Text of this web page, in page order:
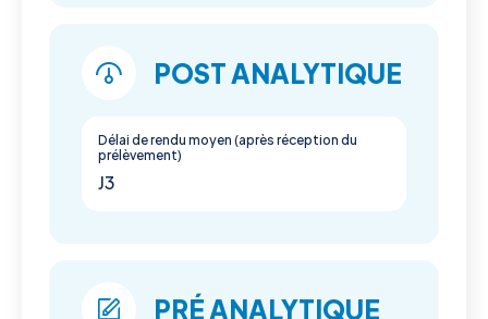
POST ANALYTIQUE
Délai de rendu moyen (après réception du
prélèvement)
J3
PRÉ ANALYTIQUE